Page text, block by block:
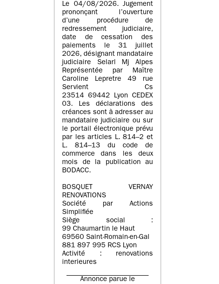
Le 04/08/2026. Jugement
prononçant l’ouverture
d’une procédure de
redressement judiciaire,
date de cessation des
paiements le 31 juillet
2026, désignant mandataire
judiciaire Selarl Mj Alpes
Représentée par Maître
Caroline Lepretre 49 rue
Servient Cs
23514 69442 Lyon CEDEX
03. Les déclarations des
créances sont à adresser au
mandataire judiciaire ou sur
le portail électronique prévu
par les articles L. 814–2 et
L. 814–13 du code de
commerce dans les deux
mois de la publication au
BODACC.
BOSQUET VERNAY
RENOVATIONS
Société par Actions
Simplifiée
Siège social :
99 Chaumartin le Haut
69560 Saint-Romain-en-Gal
881 897 995 RCS Lyon
Activité : renovations
interieures
Annonce parue le